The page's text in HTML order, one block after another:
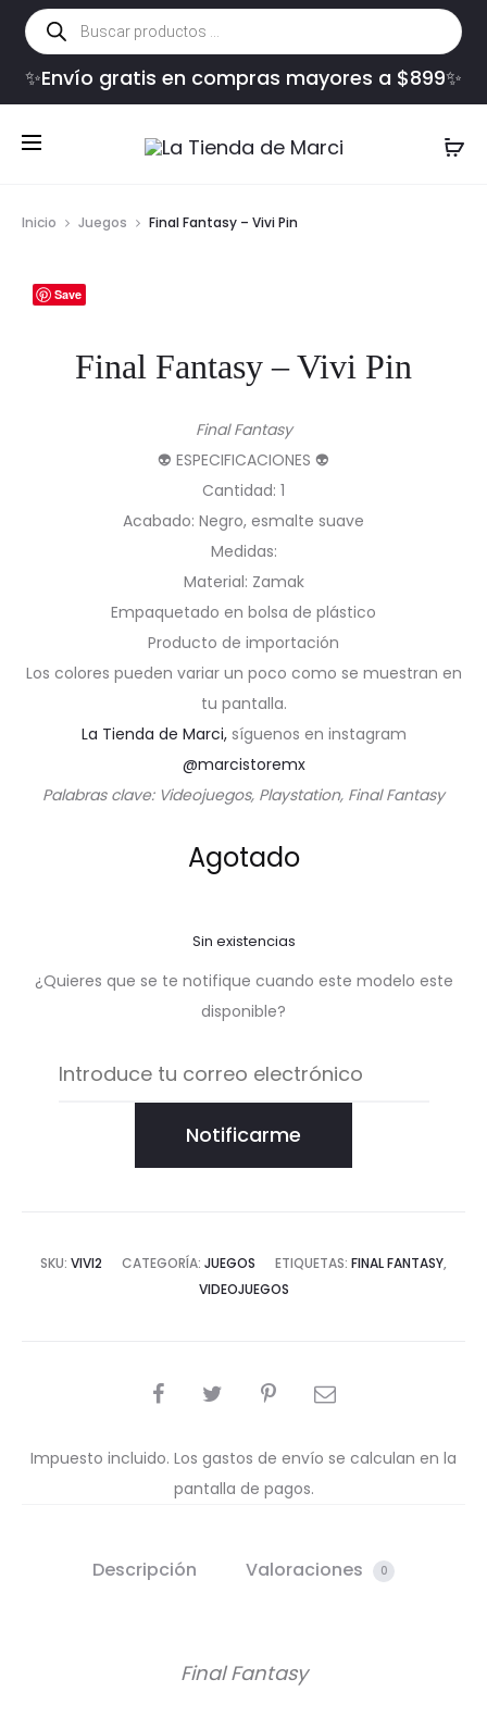
Búsqueda
de
productos
✨Envío gratis en compras mayores a $899✨
Inicio Juegos Final Fantasy – Vivi Pin
Save
Final Fantasy – Vivi Pin
Final Fantasy
👽 ESPECIFICACIONES 👽
Cantidad: 1
Acabado: Negro, esmalte suave
Medidas:
Material: Zamak
Empaquetado en bolsa de plástico
Producto de importación
Los colores pueden variar un poco como se muestran en
tu pantalla.
La Tienda de Marci, síguenos en instagram
@marcistoremx
Palabras clave: Videojuegos, Playstation, Final Fantasy
Agotado
Sin existencias
¿Quieres que se te notifique cuando este modelo este
disponible?
Notificarme
SKU: VIVI2 CATEGORÍA: JUEGOS ETIQUETAS: FINAL FANTASY,
VIDEOJUEGOS
COMPARTIR
Impuesto incluido. Los gastos de envío se calculan en la
pantalla de pagos.
Descripción Valoraciones 0
Final Fantasy